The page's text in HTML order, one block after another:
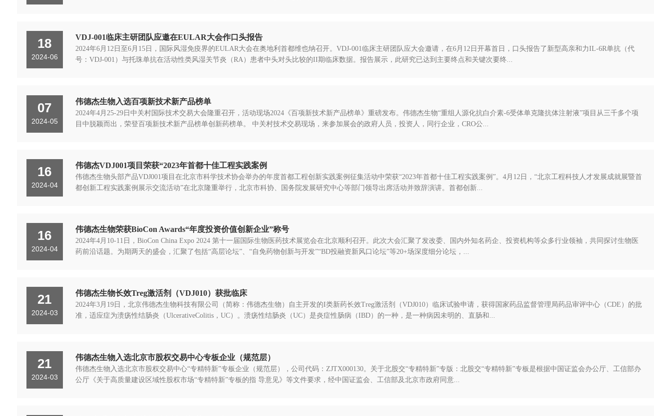
18
2024-06
VDJ-001临床主研团队应邀在EULAR大会作口头报告
2024年6月12日至6月15日，国际风湿免疫界的EULAR大会在奥地利首都维也纳召开。VDJ-001临床主研团队应大会邀请，在6月12日开幕首日，口头报告了新型高亲和力IL-6R单抗（代
号：VDJ-001）与托珠单抗在活动性类风湿关节炎（RA）患者中头对头比较的II期临床数据。报告展示，此研究已达到主要终点和关键次要终...
07
2024-05
伟德杰生物入选百项新技术新产品榜单
2024年4月25-29日中关村国际技术交易大会隆重召开，活动现场2024《百项新技术新产品榜单》重磅发布。伟德杰生物“重组人源化抗白介素-6受体单克隆抗体注射液”项目从三千多个项
目中脱颖而出，荣登百项新技术新产品榜单创新药榜单。 中关村技术交易现场，来参加展会的政府人员，投资人，同行企业，CRO公...
16
2024-04
伟德杰VDJ001项目荣获“2023年首都十佳工程实践案例
伟德杰生物头部产品VDJ001项目在北京市科学技术协会举办的年度首都工程创新实践案例征集活动中荣获“2023年首都十佳工程实践案例”。4月12日，“北京工程科技人才发展成就展暨首
都创新工程实践案例展示交流活动”在北京隆重举行，北京市科协、国务院发展研究中心等部门领导出席活动并致辞演讲。首都创新...
16
2024-04
伟德杰生物荣获BioCon Awards“年度投资价值创新企业”称号
2024年4月10-11日，BioCon China Expo 2024 第十一届国际生物医药技术展览会在北京顺利召开。此次大会汇聚了发改委、国内外知名药企、投资机构等众多行业领袖，共同探讨生物医
药前沿话题。为期两天的盛会，汇聚了包括“高层论坛”、“自免药物创新与开发”“BD投融资新风口论坛”等20+场深度细分论坛，...
21
2024-03
伟德杰生物长效Treg激活剂（VDJ010）获批临床
2024年3月19日，北京伟德杰生物科技有限公司（简称：伟德杰生物）自主开发的I类新药长效Treg激活剂（VDJ010）临床试验申请，获得国家药品监督管理局药品审评中心（CDE）的批
准，适应症为溃疡性结肠炎（UlcerativeColitis，UC）。溃疡性结肠炎（UC）是炎症性肠病（IBD）的一种，是一种病因未明的、直肠和...
21
2024-03
伟德杰生物入选北京市股权交易中心专板企业（规范层）
伟德杰生物入选北京市股权交易中心“专精特新”专板企业（规范层），公司代码：ZJTX000130。关于北股交“专精特新”专版：北股交“专精特新”专板是根据中国证监会办公厅、工信部办
公厅《关于高质量建设区域性股权市场“专精特新”专板的指 导意见》等文件要求，经中国证监会、工信部及北京市政府同意...